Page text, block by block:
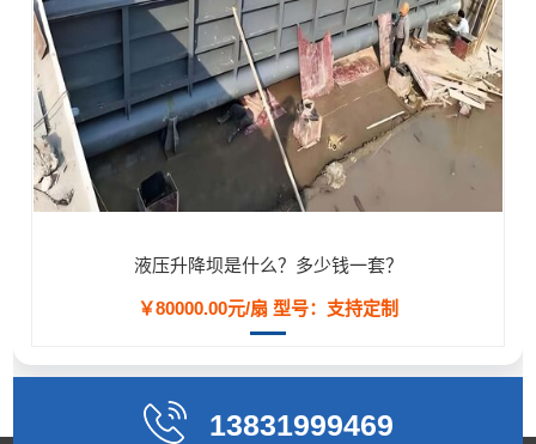
液压升降坝是什么？多少钱一套？
￥80000.00元/扇 型号：支持定制
13831999469